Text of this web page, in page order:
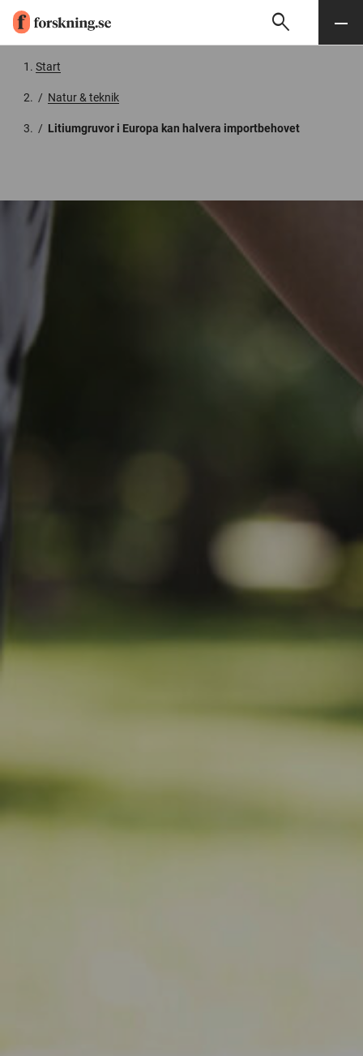
Söksearch Meny
Start
/ Natur & teknik
/ Litiumgruvor i Europa kan halvera importbehovet